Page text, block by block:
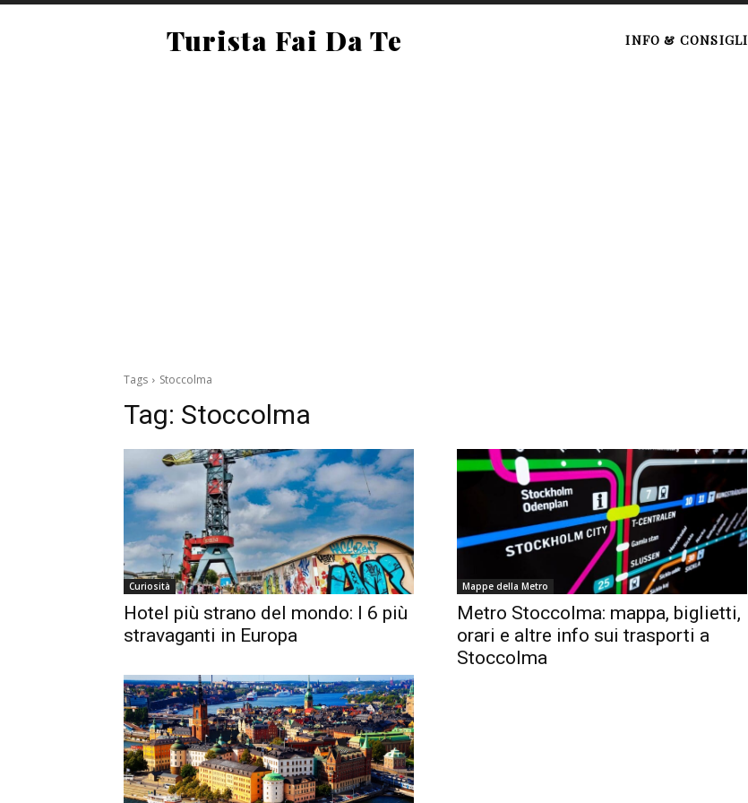
Turista Fai Da Te INFO & CONSIGLI
Tags Stoccolma
Tag: Stoccolma
Curiosità
Hotel più strano del mondo: I 6 più
stravaganti in Europa
Mappe della Metro
Metro Stoccolma: mappa, biglietti,
orari e altre info sui trasporti a
Stoccolma